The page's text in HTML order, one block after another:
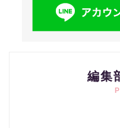
編集